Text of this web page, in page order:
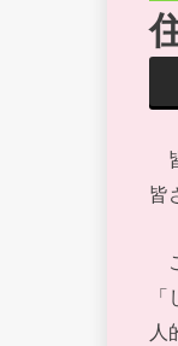
皆
人